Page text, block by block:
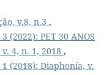
v.8, n.3 ,
(2022): PET 30 ANOS
4, n. 1, 2018 ,
(2018): Diaphonía, v.